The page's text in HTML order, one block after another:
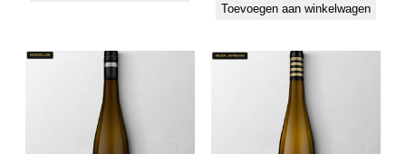
Toevoegen aan winkelwagen